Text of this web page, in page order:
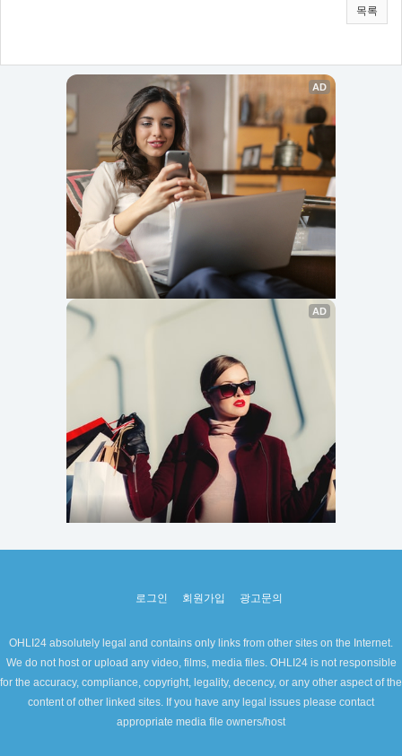
목록
로그인 회원가입 광고문의
OHLI24 absolutely legal and contains only links from other sites on the Internet.
We do not host or upload any video, films, media files. OHLI24 is not responsible
for the accuracy, compliance, copyright, legality, decency, or any other aspect of the
content of other linked sites. If you have any legal issues please contact
appropriate media file owners/host